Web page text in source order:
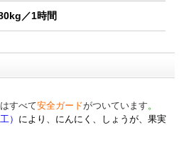
／1時間
すべて安全ガードがついています。
） により、にんにく、しょうが、果実